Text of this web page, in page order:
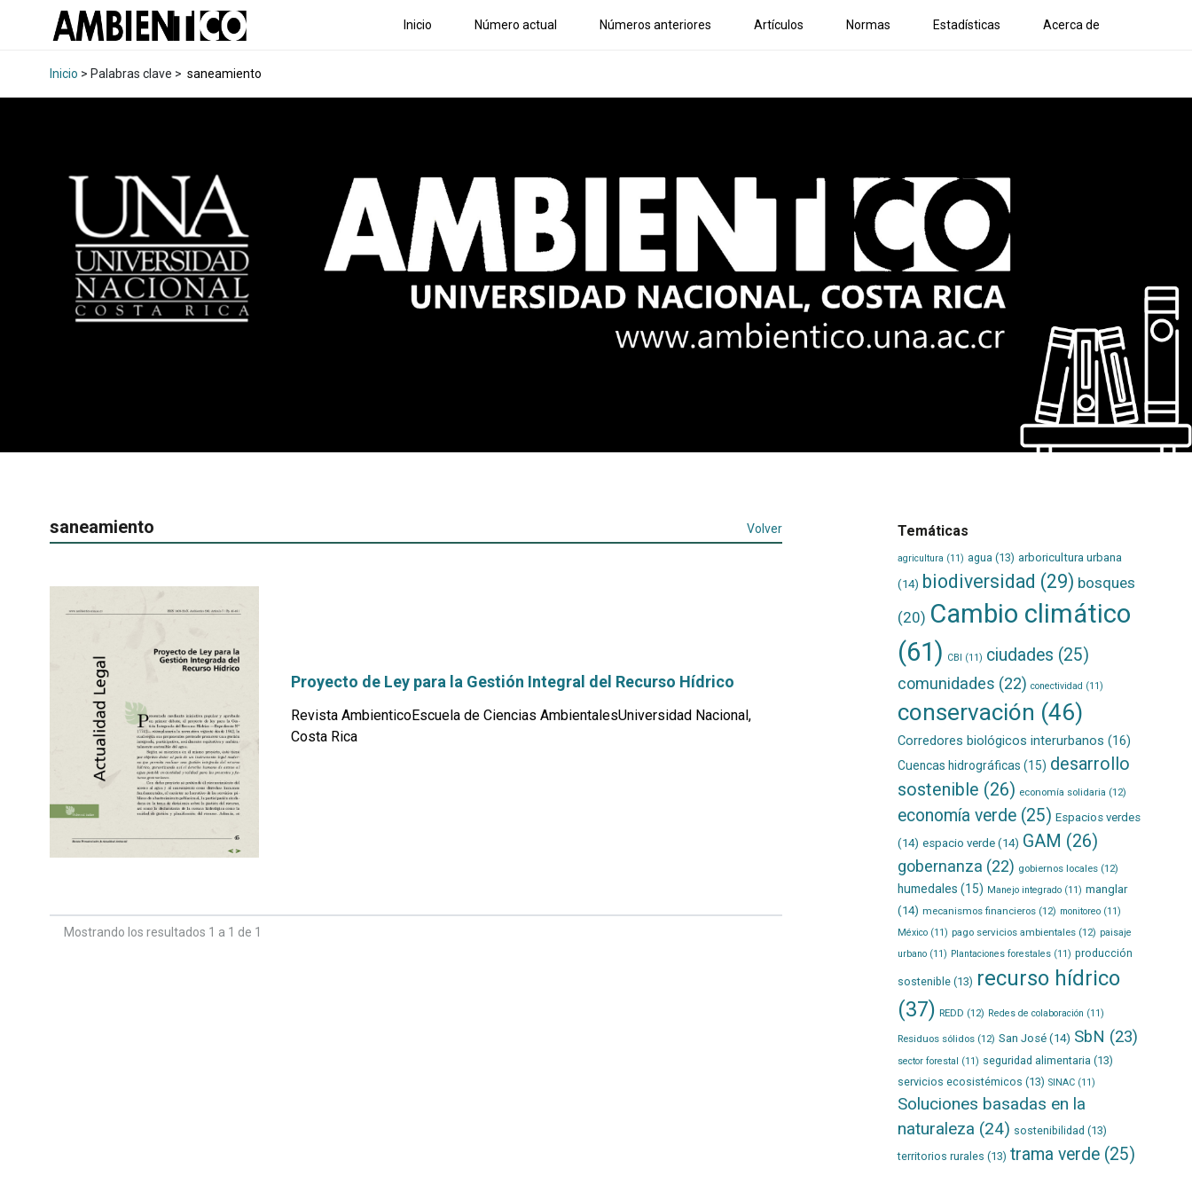
Inicio Número actual Números anteriores Artículos Normas Estadísticas Acerca de
Inicio > Palabras clave > saneamiento
saneamiento Volver
Proyecto de Ley para la Gestión Integral del Recurso Hídrico
Revista AmbienticoEscuela de Ciencias AmbientalesUniversidad Nacional,
Costa Rica
Mostrando los resultados 1 a 1 de 1
Temáticas
agricultura (11) agua (13) arboricultura urbana
(14) biodiversidad (29) bosques
(20) Cambio climático
(61) CBI (11) ciudades (25)
comunidades (22) conectividad (11)
conservación (46)
Corredores biológicos interurbanos (16)
Cuencas hidrográficas (15) desarrollo
sostenible (26) economía solidaria (12)
economía verde(25) Espacios verdes
(14) espacio verde(14) GAM (26)
gobernanza (22) gobiernos locales(12)
humedales (15) Manejo integrado(11) manglar
(14) mecanismos financieros(12) monitoreo(11)
México(11) pago servicios ambientales(12) paisaje
urbano(11) Plantaciones forestales(11) producción
sostenible(13) recurso hídrico
(37) REDD (12) Redes de colaboración (11)
Residuos sólidos(12) San José(14) SbN (23)
sector forestal (11) seguridad alimentaria (13)
servicios ecosistémicos (13) SINAC(11)
Soluciones basadas en la
naturaleza (24) sostenibilidad (13)
territorios rurales (13) trama verde(25)